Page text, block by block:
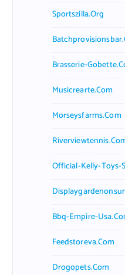
Sportszilla.org
Brasserie-
Musicrearte.com
Morseysfarms.com
Official-Kelly-Toys-
Bbq-Empire-
Feedstoreva.com
Drogopets.com